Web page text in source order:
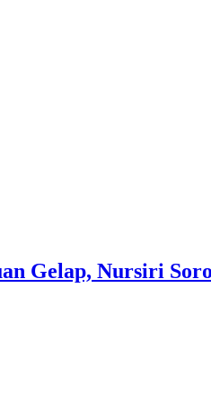
Gelap, Nursiri